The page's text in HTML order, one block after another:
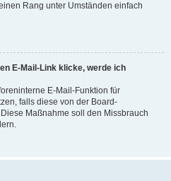
Rang unter Umständen einfach
E-Mail-Link klicke, werde ich
E-Mail-Funktion für
falls diese von der Board-
Maßnahme soll den Missbrauch